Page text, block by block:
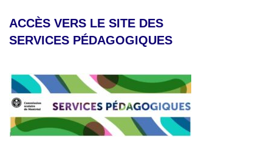
ACCÈS VERS LE SITE DES
SERVICES PÉDAGOGIQUES